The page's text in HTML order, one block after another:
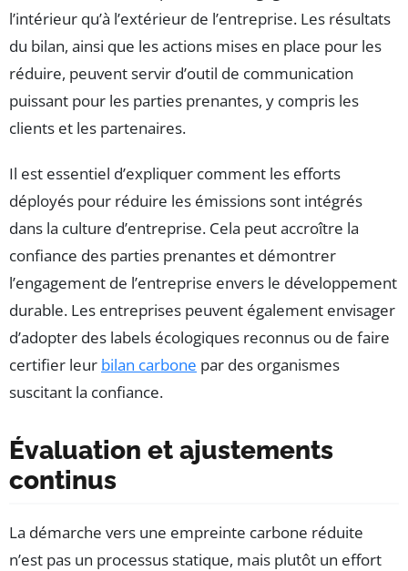
l’intérieur qu’à l’extérieur de l’entreprise. Les résultats
du bilan, ainsi que les actions mises en place pour les
réduire, peuvent servir d’outil de communication
puissant pour les parties prenantes, y compris les
clients et les partenaires.
Il est essentiel d’expliquer comment les efforts
déployés pour réduire les émissions sont intégrés
dans la culture d’entreprise. Cela peut accroître la
confiance des parties prenantes et démontrer
l’engagement de l’entreprise envers le développement
durable. Les entreprises peuvent également envisager
d’adopter des labels écologiques reconnus ou de faire
certifier leur bilan carbone par des organismes
suscitant la confiance.
Évaluation et ajustements
continus
La démarche vers une empreinte carbone réduite
n’est pas un processus statique, mais plutôt un effort